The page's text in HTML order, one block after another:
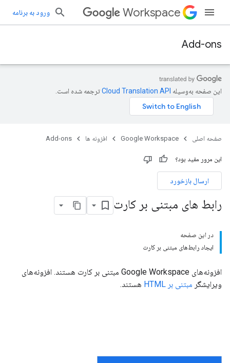
Workspace ورود به برنامه
Add-ons
این صفحه به‌وسیله ترجمه شده است.
صفحه اصلی Google Workspace افزونه ها Add-ons
این مرور مفید بود؟
ارسال بازخورد
رابط های مبتنی بر کارت
در این صفحه
ایجاد رابط‌های مبتنی بر کارت
افزونه‌های Google Workspace مبتنی بر کارت هستند. افزونه‌های
ویرایشگر مبتنی بر HTML هستند.